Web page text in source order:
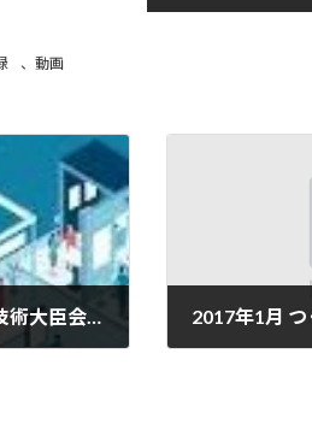
、 動画
2016年5月14日 G7 つくば科学技術大臣会合 (つくば)